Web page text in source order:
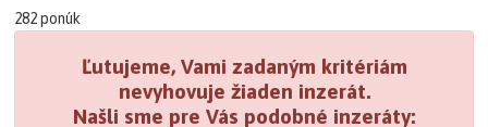
282 ponúk
Ľutujeme, Vami zadaným kritériám
nevyhovuje žiaden inzerát.
Našli sme pre Vás podobné inzeráty: